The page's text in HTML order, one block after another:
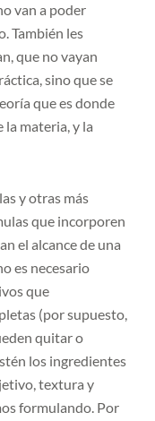
van a poder
También les
que no vayan
sino que se
que es donde
materia, y la
y otras más
que incorporen
el alcance de una
es necesario
que
(por supuesto,
quitar o
los ingredientes
textura y
formulando. Por